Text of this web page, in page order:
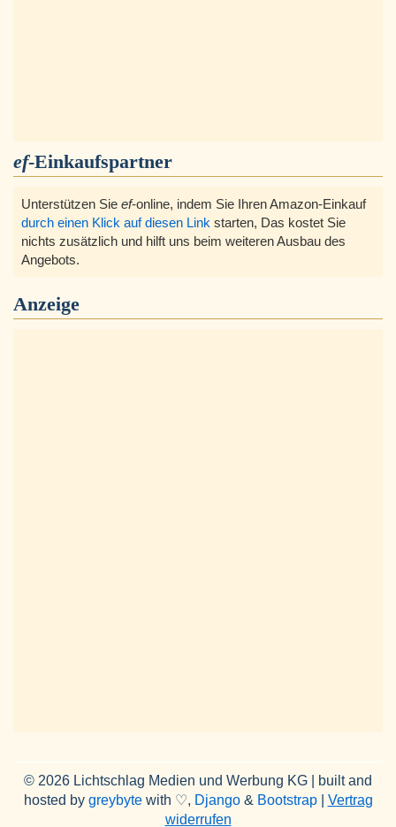
ef-Einkaufspartner
Unterstützen Sie ef-online, indem Sie Ihren Amazon-Einkauf
durch einen Klick auf diesen Link starten, Das kostet Sie
nichts zusätzlich und hilft uns beim weiteren Ausbau des
Angebots.
Anzeige
© 2026 Lichtschlag Medien und Werbung KG | built and
hosted by greybytewith ♡, Django& Bootstrap| Vertrag
widerrufen